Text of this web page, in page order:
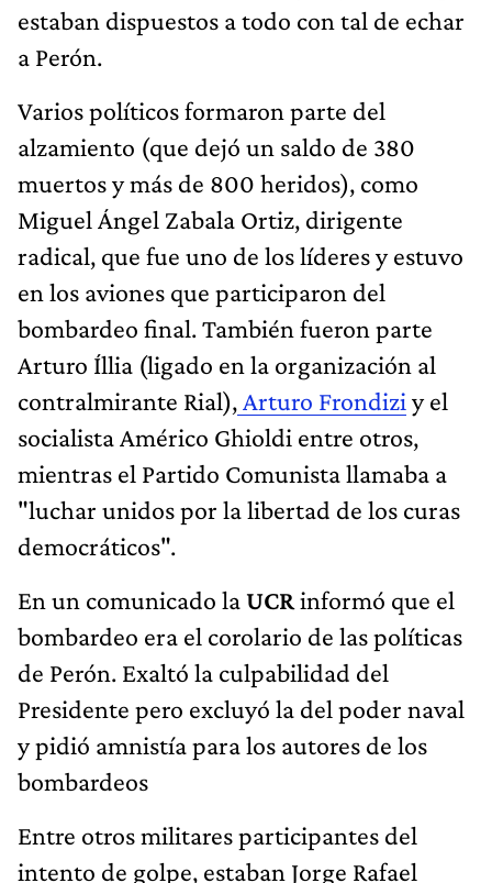
estaban dispuestos a todo con tal de echar
a Perón.
Varios políticos formaron parte del
alzamiento (que dejó un saldo de 380
muertos y más de 800 heridos), como
Miguel Ángel Zabala Ortiz, dirigente
radical, que fue uno de los líderes y estuvo
en los aviones que participaron del
bombardeo final. También fueron parte
Arturo Íllia (ligado en la organización al
contralmirante Rial), Arturo Frondizi y el
socialista Américo Ghioldi entre otros,
mientras el Partido Comunista llamaba a
"luchar unidos por la libertad de los curas
democráticos".
En un comunicado laUCRinformó que el
bombardeo era el corolario de las políticas
de Perón. Exaltó la culpabilidad del
Presidente pero excluyó la del poder naval
y pidió amnistía para los autores de los
bombardeos
Entre otros militares participantes del
intento de golpe, estaban Jorge Rafael